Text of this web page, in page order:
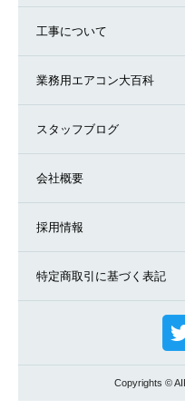
工事について
業務用エアコン大百科
スタッフブログ
会社概要
採用情報
特定商取引に基づく表記
Copyrights ©